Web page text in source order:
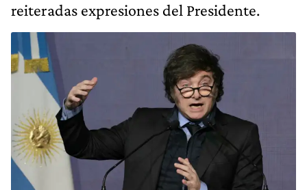
reiteradas expresiones del Presidente.